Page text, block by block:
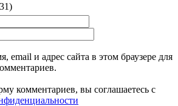
email и адрес сайта в этом браузере для
комментариев, вы соглашаетесь с